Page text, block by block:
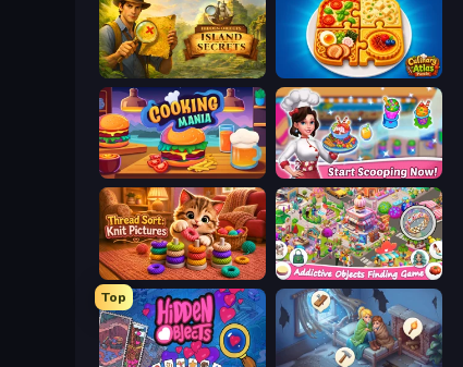
Hidden Objects: Island Secrets Culinary Atlas
Cooking Mania Ice Cream Fever: Cooking Game
Thread Sort: Knit Pictures Scavenger Hunt - Hidden Items
Top